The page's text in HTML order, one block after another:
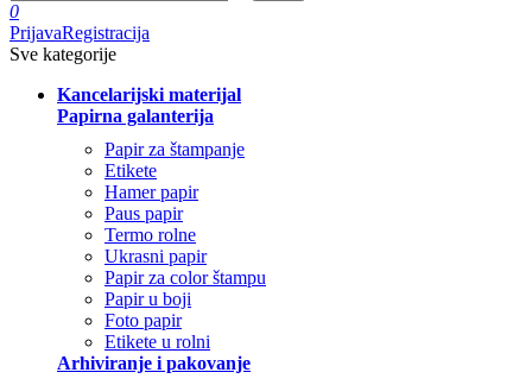
0
PrijavaRegistracija
Sve kategorije
Kancelarijski materijal
Papirna galanterija
Papir za štampanje
Etikete
Hamer papir
Paus papir
Termo rolne
Ukrasni papir
Papir za color štampu
Papir u boji
Foto papir
Etikete u rolni
Arhiviranje i pakovanje